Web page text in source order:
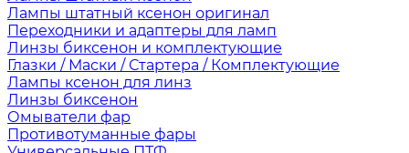
Лампы штатный ксенон оригинал
Переходники и адаптеры для ламп
Линзы биксенон и комплектующие
Глазки / Маски / Стартера / Комплектующие
Лампы ксенон для линз
Линзы биксенон
Омыватели фар
Противотуманные фары